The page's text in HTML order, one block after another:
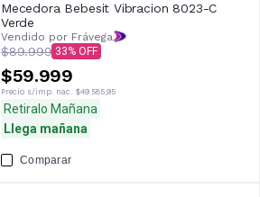
Mecedora Bebesit Vibracion 8023-C
Verde
Vendido por Frávega
$89.999 33
$59.999
Precio s/imp. nac. $49.585,95
Retiralo Mañana
Llega mañana
Comparar